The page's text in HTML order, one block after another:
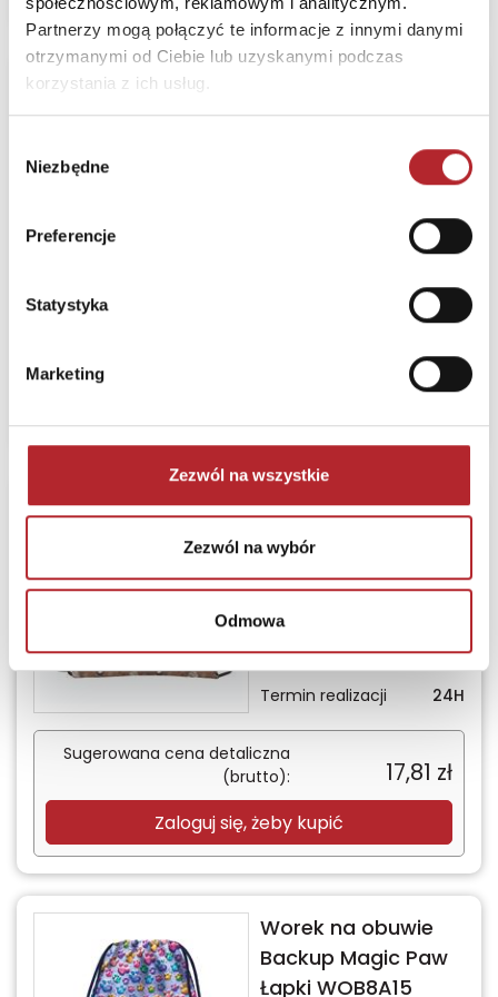
Partnerzy mogą połączyć te informacje z innymi danymi
otrzymanymi od Ciebie lub uzyskanymi podczas
korzystania z ich usług.
zgody
Niezbędne
Preferencje
Statystyka
Marketing
Zezwól na wszystkie
Zezwól na wybór
Odmowa
Backup Kapibara
Dream WOB8A04
17,81zł
Worek na obuwie
Backup WOB8A07
DERFORM
Bez prawa zwrotu
Termin realizacji 24H
Sugerowana cena detaliczna
(brutto):
17,81 zł
Zaloguj się, żeby kupić
Worek na obuwie
Backup Magic Paw
Łapki WOB8A15